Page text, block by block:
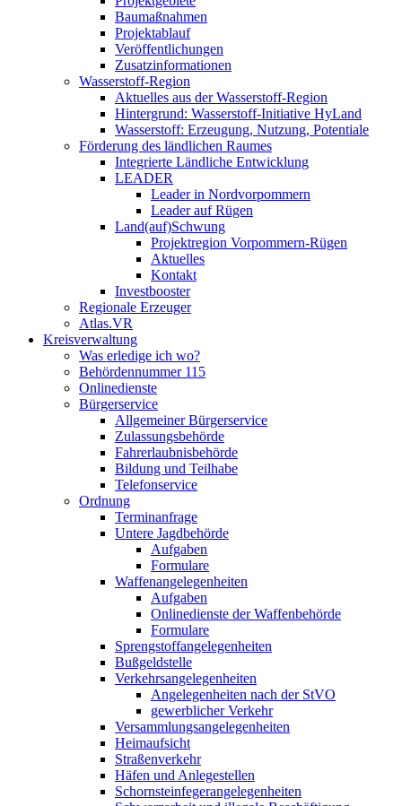
Baumaßnahmen
Projektablauf
Veröffentlichungen
Zusatzinformationen
Wasserstoff-Region
Aktuelles aus der Wasserstoff-Region
Hintergrund: Wasserstoff-Initiative HyLand
Wasserstoff: Erzeugung, Nutzung, Potentiale
Förderung des ländlichen Raumes
Integrierte Ländliche Entwicklung
LEADER
Leader in Nordvorpommern
Leader auf Rügen
Land(auf)Schwung
Projektregion Vorpommern-Rügen
Aktuelles
Kontakt
Investbooster
Regionale Erzeuger
Atlas.VR
Kreisverwaltung
Was erledige ich wo?
Behördennummer 115
Onlinedienste
Bürgerservice
Allgemeiner Bürgerservice
Zulassungsbehörde
Fahrerlaubnisbehörde
Bildung und Teilhabe
Telefonservice
Ordnung
Terminanfrage
Untere Jagdbehörde
Aufgaben
Formulare
Waffenangelegenheiten
Aufgaben
Onlinedienste der Waffenbehörde
Formulare
Sprengstoff­angelegenheiten
Bußgeldstelle
Verkehrsangelegenheiten
Angelegenheiten nach der StVO
gewerblicher Verkehr
Versammlungs­angelegenheiten
Heimaufsicht
Straßenverkehr
Häfen und Anlegestellen
Schornsteinfeger­angelegenheiten